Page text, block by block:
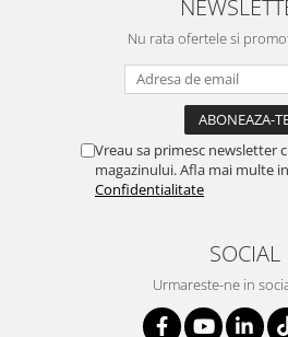
Nu rata ofertele si
Vreau sa primesc newsletter
magazinului. Afla mai multe in
Confidentialitate
SOCIAL
Urmareste-ne in